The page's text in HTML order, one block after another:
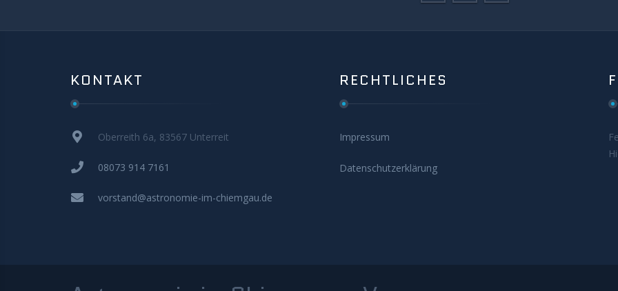
KONTAKT
Oberreith 6a, 83567 Unterreit
08073 914 7161
vorstand@astronomie-im-chiemgau.de
RECHTLICHES
Impressum
Datenschutzerklärung